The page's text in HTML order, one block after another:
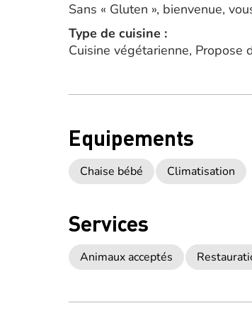
Sans « Gluten », bienvenue,
Type de cuisine :
Cuisine végétarienne,
Equipements
Chaise bébé Climatisation
Services
Animaux acceptés